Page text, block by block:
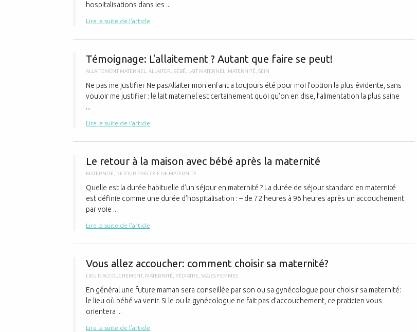
hospitalisations dans les ...
Lire la suite de l'article
Témoignage: L'allaitement ? Autant que faire se peut!
ALLAITEMENT MATERNEL, ALLAITER, BÉBÉ, LAIT MATERNEL, MATERNITÉ, SEIN
Ne pas me justifier Ne pasAllaiter mon enfant a toujours été pour moi l’option la plus évidente, sans
vouloir me justifier : le lait maternel est certainement quoi qu’on en dise, l’alimentation la plus saine
...
Lire la suite de l'article
Le retour à la maison avec bébé après la maternité
MATERNITÉ, RETOUR PRÉCOCE DE MATERNITÉ
Quelle est la durée habituelle d’un séjour en maternité ? La durée de séjour standard en maternité
est définie comme une durée d’hospitalisation : – de 72 heures à 96 heures après un accouchement
par voie ...
Lire la suite de l'article
Vous allez accoucher: comment choisir sa maternité?
LIEU D'ACCOUCHEMENT, MATERNITÉ, PÉDIATRE, SAGES FEMMES
En général une future maman sera conseillée par son ou sa gynécologue pour choisir sa maternité:
le lieu où bébé va venir. Si le ou la gynécologue ne fait pas d’accouchement, ce praticien vous
orientera ...
Lire la suite de l'article